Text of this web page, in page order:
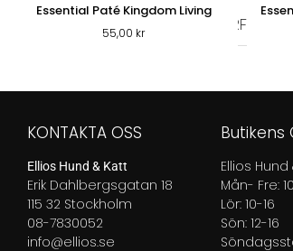
TORRFODER
Essential Paté Kingdom Living
55,00 kr
KONTAKTA OSS
Ellios Hund & Katt
Erik Dahlbergsgatan 18
115 32 Stockholm
08-7830052
info@ellios.se
Ellios Hund
Mån- Fre:
Lör: 10-16
Sön: